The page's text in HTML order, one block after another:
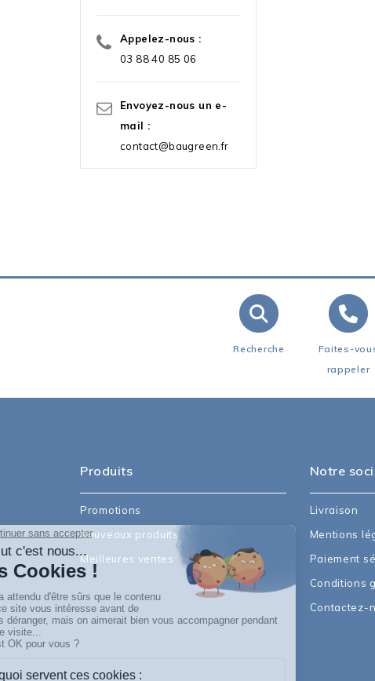
Appelez-nous :
03 88 40 85 06
Envoyez-nous un e-
mail :
contact@baugreen.fr
Recherche
Faites-
rappeler
Produits
Promotions
Nouveaux produits
Meilleures ventes
Notre
Livraison
Mentions
Paiement
Conditions
Contactez-